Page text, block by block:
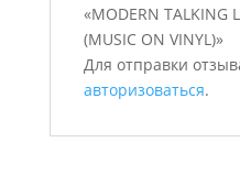
«MODERN TALKING
(MUSIC ON VINYL)»
Для отправки
авторизоваться.